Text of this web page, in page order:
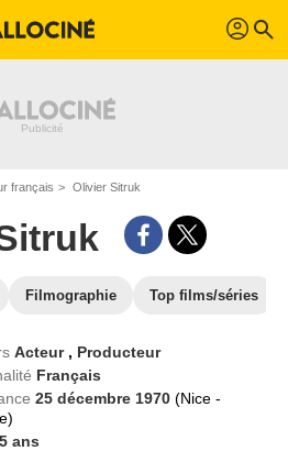
profil search
français Olivier Sitruk
Filmographie Top films/séries
Acteur , Producteur
Français
25 décembre 1970(Nice -
ans